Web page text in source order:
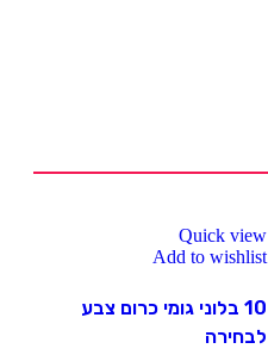
Quick view
Add to wishlist
10 בלוני גומי כרום צבע
לבחירה